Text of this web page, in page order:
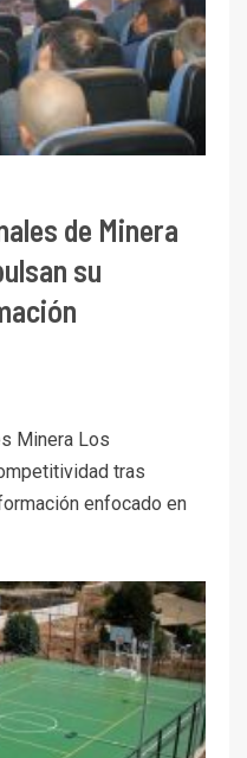
de Minera
su
Minera Los
tras
enfocado en